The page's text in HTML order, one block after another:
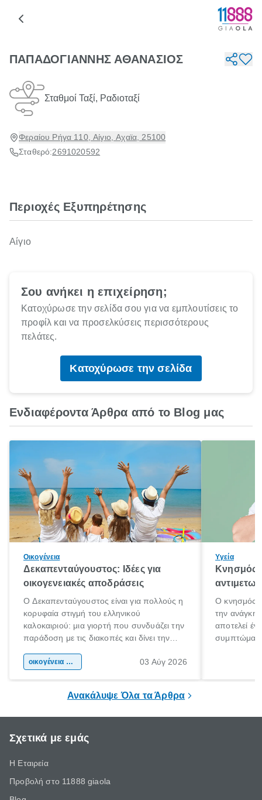
ΠΑΠΑΔΟΓΙΑΝΝΗΣ ΑΘΑΝΑΣΙΟΣ
Σταθμοί Ταξί, Ραδιοταξί
Φεραίου Ρήγα 110, Αίγιο, Αχαϊα, 25100
Σταθερό:2691020592
Περιοχές Εξυπηρέτησης
Αίγιο
Σου ανήκει η επιχείρηση;
Κατοχύρωσε την σελίδα σου για να εμπλουτίσεις το
προφίλ και να προσελκύσεις περισσότερους
πελάτες.
Κατοχύρωσε την σελίδα
Ενδιαφέροντα Άρθρα από το Blog μας
Οικογένεια
Δεκαπενταύγουστος: Ιδέες για
οικογενειακές αποδράσεις
Ο Δεκαπενταύγουστος είναι για πολλούς η
κορυφαία στιγμή του ελληνικού
καλοκαιριού: μια γιορτή που συνδυάζει την
παράδοση με τις διακοπές και δίνει την
χώρας. Είτε πρόκειται για λίγες μέρες
οικογένεια & παιδί 03 Αύγ 2026
Υγεία
Κνησμός:
Ο κνησμός
την ανάγκη
αποτελεί
Ανακάλυψε Όλα τα Άρθρα
Σχετικά με εμάς
Η Εταιρεία
Προβολή στο 11888 giaola